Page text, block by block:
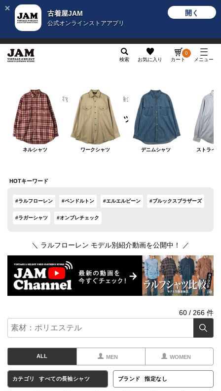
古着屋JAM
公式オンラインストアアプリ
開く
検索 お気に入り カート
0
メニュー
カテゴリから探す トップス 長袖シャツ
長袖シャツ
ネルシャツ ワークシャツ デニムシャツ ストライ
HOTキーワード
#ラルフローレン #ペンドルトン #エルエルビーン #ブルックスブラザーズ
#ラガーシャツ #オンブレチェック
＼ ラルフローレン モデル別紹介動画を公開中！ ／
60 / 266 件
ALL MEN WOMEN
カテゴリ すべての長袖シャツ ブランド 指定なし